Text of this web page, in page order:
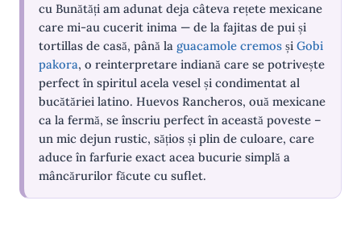
cu Bunătăți am adunat deja câteva rețete mexicane
care mi-au cucerit inima — de la fajitas de pui și
tortillas de casă, până la guacamole cremos și Gobi
pakora, o reinterpretare indiană care se potrivește
perfect în spiritul acela vesel și condimentat al
bucătăriei latino. Huevos Rancheros, ouă mexicane
ca la fermă, se înscriu perfect în această poveste –
un mic dejun rustic, sățios și plin de culoare, care
aduce în farfurie exact acea bucurie simplă a
mâncărurilor făcute cu suflet.